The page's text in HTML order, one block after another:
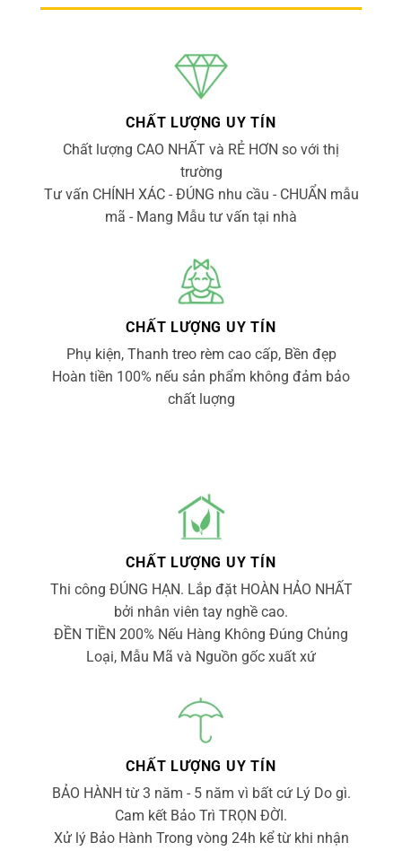
CHẤT LƯỢNG UY TÍN
Chất lượng CAO NHẤT và RẺ HƠN so với thị
trường
Tư vấn CHÍNH XÁC - ĐÚNG nhu cầu - CHUẨN mẫu
mã - Mang Mẫu tư vấn tại nhà
CHẤT LƯỢNG UY TÍN
Phụ kiện, Thanh treo rèm cao cấp, Bền đẹp
Hoàn tiền 100% nếu sản phẩm không đảm bảo
chất luợng
CHẤT LƯỢNG UY TÍN
Thi công ĐÚNG HẠN. Lắp đặt HOÀN HẢO NHẤT
bởi nhân viên tay nghề cao.
ĐỀN TIỀN 200% Nếu Hàng Không Đúng Chủng
Loại, Mẫu Mã và Nguồn gốc xuất xứ
CHẤT LƯỢNG UY TÍN
BẢO HÀNH từ 3 năm - 5 năm vì bất cứ Lý Do gì.
Cam kết Bảo Trì TRỌN ĐỜI.
Xử lý Bảo Hành Trong vòng 24h kể từ khi nhận